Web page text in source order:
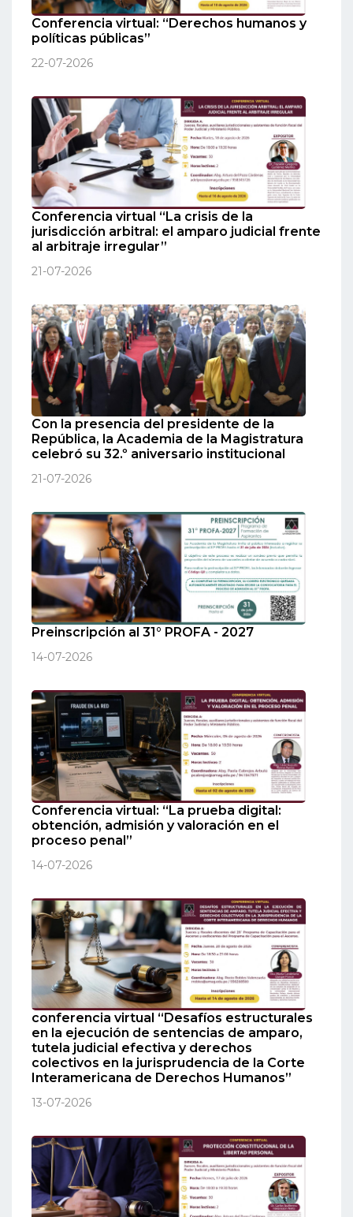
Conferencia virtual: “Derechos humanos y
políticas públicas”
22-07-2026
Conferencia virtual “La crisis de la
jurisdicción arbitral: el amparo judicial frente
al arbitraje irregular”
21-07-2026
Con la presencia del presidente de la
República, la Academia de la Magistratura
celebró su 32.º aniversario institucional
21-07-2026
Preinscripción al 31° PROFA - 2027
14-07-2026
Conferencia virtual: “La prueba digital:
obtención, admisión y valoración en el
proceso penal”
14-07-2026
conferencia virtual “Desafíos estructurales
en la ejecución de sentencias de amparo,
tutela judicial efectiva y derechos
colectivos en la jurisprudencia de la Corte
Interamericana de Derechos Humanos”
13-07-2026